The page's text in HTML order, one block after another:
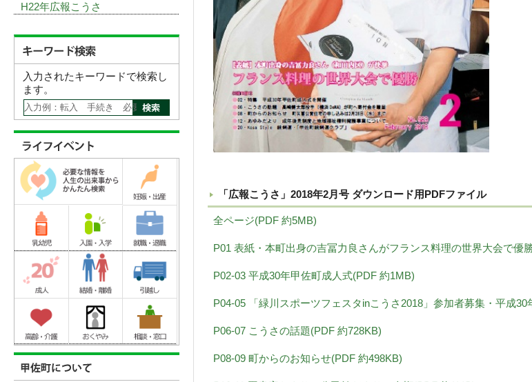
「広報こうさ」2018年2月号 ダウンロード用PDFファイル
全ページ(PDF 約5MB)
P01 表紙・本町出身の吉冨力良さんがフランス料理の世界大会で優
P02-03 平成30年甲佐町成人式(PDF 約1MB)
P04-05 「緑川スポーツフェスタinこうさ2018」参加者募集・平成
P06-07 こうさの話題(PDF 約728KB)
P08-09 町からのお知らせ(PDF 約498KB)
H22年広報こうさ
入力されたキーワードで検索し
ます。